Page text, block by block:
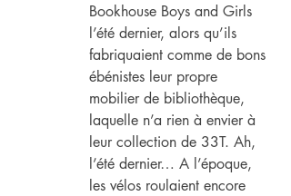
Bookhouse Boys and Girls
l’été dernier, alors qu’ils
fabriquaient comme de bons
ébénistes leur propre
mobilier de bibliothèque,
laquelle n’a rien à envier à
leur collection de 33T. Ah,
l’été dernier… A l’époque,
les vélos roulaient encore